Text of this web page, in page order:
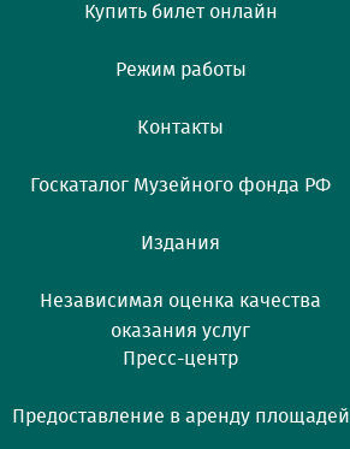
Купить билет онлайн
Режим работы
Контакты
Госкаталог Музейного фонда РФ
Издания
Независимая оценка качества
оказания услуг
Пресс-центр
Предоставление в аренду площадей